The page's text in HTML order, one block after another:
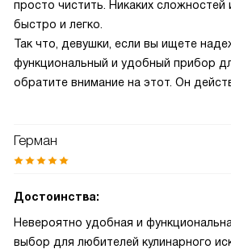
просто чистить. Никаких сложностей
быстро и легко.
Так что, девушки, если вы ищете
функциональный и удобный прибор
обратите внимание на этот. Он
Герман
Достоинства:
Невероятно удобная и
выбор для любителей кулинарного